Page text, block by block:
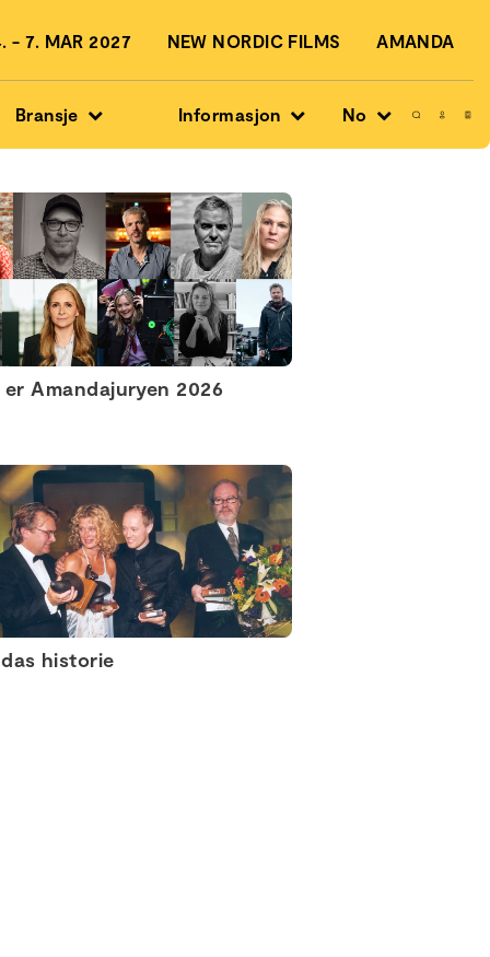
- 7. MAR 2027 NEW NORDIC FILMS AMANDA
Bransje Informasjon No
Amandajuryen 2026
historie